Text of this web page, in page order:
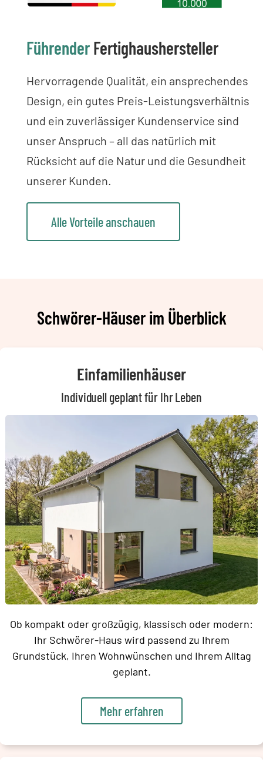
FührenderFertighaushersteller
Hervorragende Qualität, ein ansprechendes
Design, ein gutes Preis-Leistungsverhältnis
und ein zuverlässiger Kundenservice sind
unser Anspruch – all das natürlich mit
Rücksicht auf die Natur und die Gesundheit
unserer Kunden.
Alle Vorteile anschauen
Schwörer-Häuser im Überblick
Einfamilienhäuser
Individuell geplant für Ihr Leben
Ob kompakt oder großzügig, klassisch oder modern:
Ihr Schwörer-Haus wird passend zu Ihrem
Grundstück, Ihren Wohnwünschen und Ihrem Alltag
geplant.
Mehr erfahren